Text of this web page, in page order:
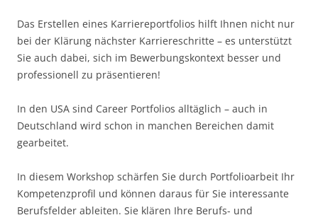
Das Erstellen eines Karriereportfolios hilft Ihnen nicht nur
bei der Klärung nächster Karriereschritte – es unterstützt
Sie auch dabei, sich im Bewerbungskontext besser und
professionell zu präsentieren!
In den USA sind Career Portfolios alltäglich – auch in
Deutschland wird schon in manchen Bereichen damit
gearbeitet.
In diesem Workshop schärfen Sie durch Portfolioarbeit Ihr
Kompetenzprofil und können daraus für Sie interessante
Berufsfelder ableiten. Sie klären Ihre Berufs- und